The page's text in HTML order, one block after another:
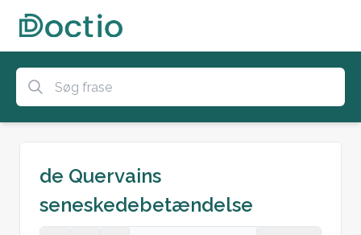
de Quervains
seneskedebetændelse